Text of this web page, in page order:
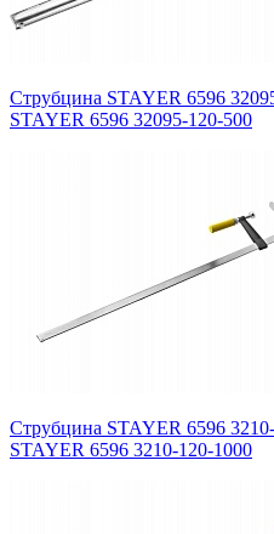
Струбцина STAYER 6596
STAYER 6596 32095-120-500
Струбцина STAYER 6596
STAYER 6596 3210-120-1000